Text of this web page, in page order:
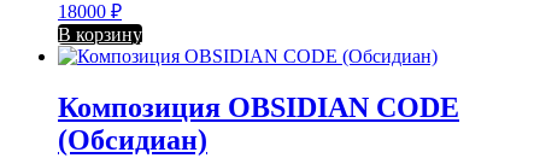
18000 ₽
В корзину
Композиция OBSIDIAN CODE
(Обсидиан)